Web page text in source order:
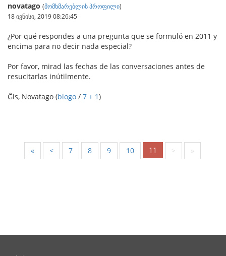
novatago (მომხმარებლის პროფილი)
18 ივნისი, 2019 08:26:45
¿Por qué respondes a una pregunta que se formuló en 2011 y
encima para no decir nada especial?
Por favor, mirad las fechas de las conversaciones antes de
resucitarlas inútilmente.
Ĝis, Novatago (blogo / 7 + 1)
« < 7 8 9 10 11 > »